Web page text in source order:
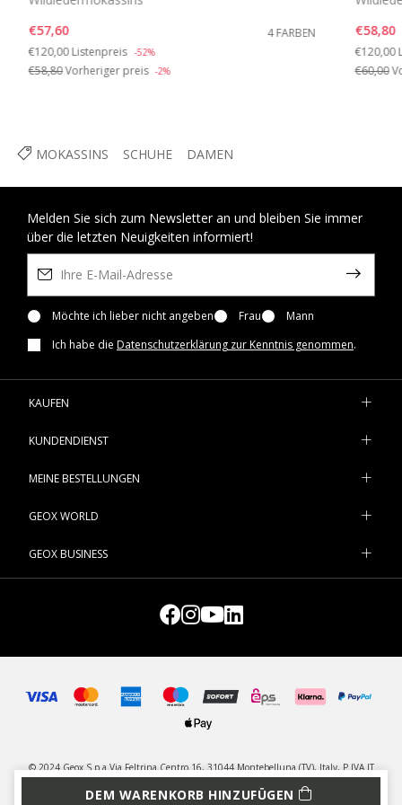
DEM WARENKORB HINZUFÜGEN
MOKASSINS SCHUHE DAMEN
€57,60
4 FARBEN
Price reduced from
€120,00to
Listenpreis -52%
€58,80Vorheriger preis -2%
€58,80
Price
€120,00
€60,00
Melden Sie sich zum Newsletter an und bleiben Sie immer
über die letzten Neuigkeiten informiert!
Möchte ich lieber nicht angeben Frau
Mann
Ich habe die Datenschutzerklärung zur Kenntnis genommen.
KAUFEN
KUNDENDIENST
MEINE BESTELLUNGEN
GEOX WORLD
GEOX BUSINESS
© 2024 Geox S.p.a Via Feltrina Centro 16, 31044 Montebelluna (TV), Italy, P.IVA IT
03348440268 - Alle Rechte vorbehalten